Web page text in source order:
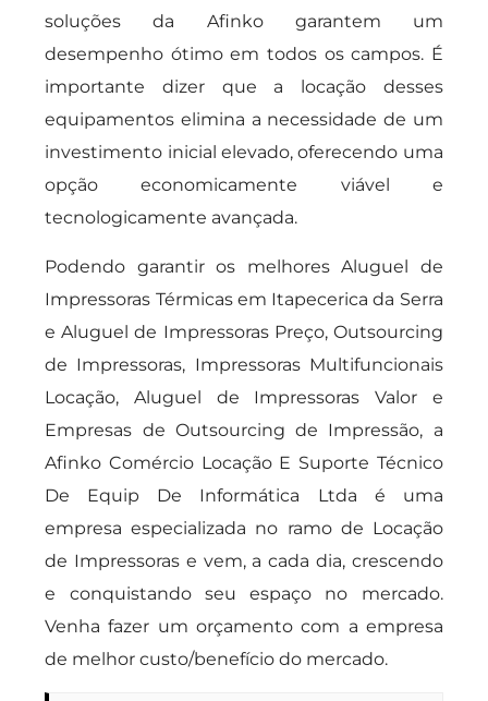
soluções da Afinko garantem um
desempenho ótimo em todos os campos. É
importante dizer que a locação desses
equipamentos elimina a necessidade de um
investimento inicial elevado, oferecendo uma
opção economicamente viável e
tecnologicamente avançada.
Podendo garantir os melhores Aluguel de
Impressoras Térmicas em Itapecerica da Serra
e Aluguel de Impressoras Preço, Outsourcing
de Impressoras, Impressoras Multifuncionais
Locação, Aluguel de Impressoras Valor e
Empresas de Outsourcing de Impressão, a
Afinko Comércio Locação E Suporte Técnico
De Equip De Informática Ltda é uma
empresa especializada no ramo de Locação
de Impressoras e vem, a cada dia, crescendo
e conquistando seu espaço no mercado.
Venha fazer um orçamento com a empresa
de melhor custo/benefício do mercado.